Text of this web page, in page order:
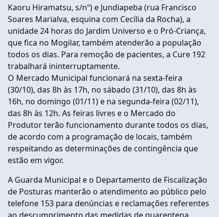
Kaoru Hiramatsu, s/nº) e Jundiapeba (rua Francisco
Soares Marialva, esquina com Cecília da Rocha), a
unidade 24 horas do Jardim Universo e o Pró-Criança,
que fica no Mogilar, também atenderão a população
todos os dias. Para remoção de pacientes, a Cure 192
trabalhará ininterruptamente.
O Mercado Municipal funcionará na sexta-feira
(30/10), das 8h às 17h, no sábado (31/10), das 8h às
16h, no domingo (01/11) e na segunda-feira (02/11),
das 8h às 12h. As feiras livres e o Mercado do
Produtor terão funcionamento durante todos os dias,
de acordo com a programação de locais, também
respeitando as determinações de contingência que
estão em vigor.
A Guarda Municipal e o Departamento de Fiscalização
de Posturas manterão o atendimento ao público pelo
telefone 153 para denúncias e reclamações referentes